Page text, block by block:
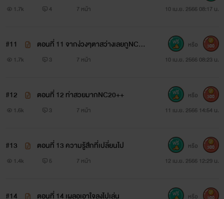
1.7k 4 7 หน้า 10 เม.ย. 2566 08:17 น.
#11
ตอนที่ 11 จากง่วงๆตาสว่างเลยกูNC20
++
1.7k 3 7 หน้า 10 เม.ย. 2566 08:23 น.
หรือ 300
#12 ตอนที่ 12 ท่าสวยมากNC20++
1.6k 3 7 หน้า 11 เม.ย. 2566 14:54 น.
หรือ 300
#13 ตอนที่ 13 ความรู้สึกที่เปลี่ยนไป
1.4k 5 7 หน้า 12 เม.ย. 2566 12:29 น.
หรือ 300
#14 ตอนที่ 14 เผลอเอาใจลงไปเล่น หรือ